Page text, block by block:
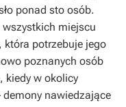
ponad sto osób.
wszystkich miejscu
która potrzebuje jego
poznanych osób
kiedy w okolicy
nawiedzające